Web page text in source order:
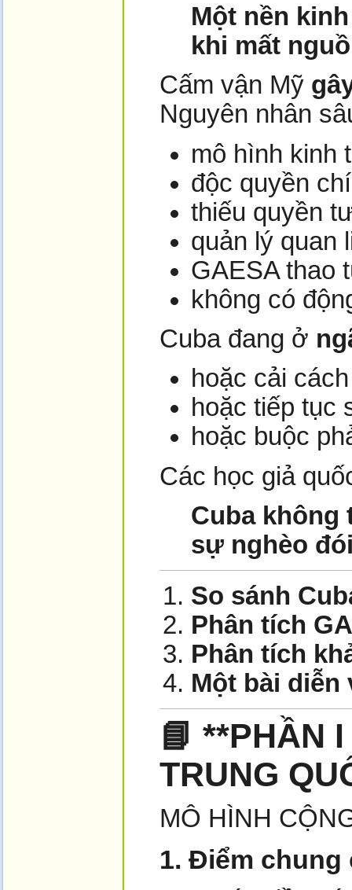
Một nền
khi mất
Cấm vận Mỹ
Nguyên nhân
mô hình kinh
độc quyền
thiếu quyền
quản lý quan
GAESA thao
không có
Cuba đang ở
hoặc cải
hoặc tiếp tục
hoặc buộc
Các học giả
Cuba không
sự nghèo
So sánh
Phân tích
Phân tích
Một bài diễn
📘 **PHẦN
TRUNG
MÔ HÌNH
1. Điểm chung